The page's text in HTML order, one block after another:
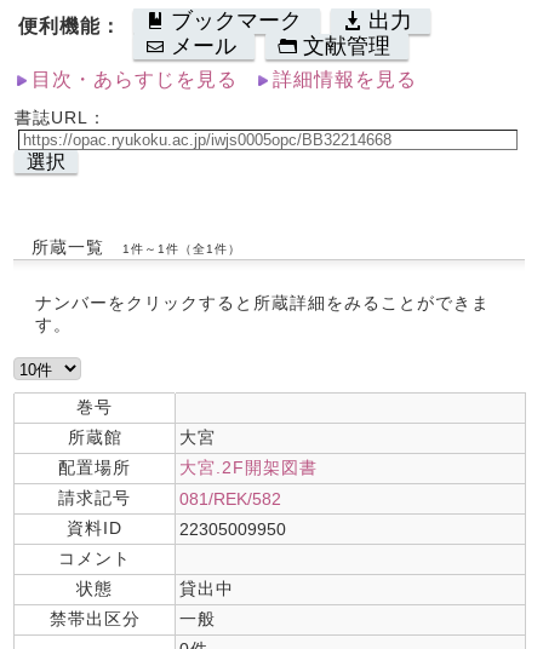
便利機能： ブックマーク
出力
メール
文献管理
目次・あらすじを見る 詳細情報を見る
書誌URL：
選択
所蔵一覧 1件～1件（全1件）
ナンバーをクリックすると所蔵詳細をみることができま
す。
巻号
所蔵館
大宮
配置場所
大宮.2F開架図書
請求記号
081/REK/582
資料ID
22305009950
コメント
状態
貸出中
禁帯出区分
一般